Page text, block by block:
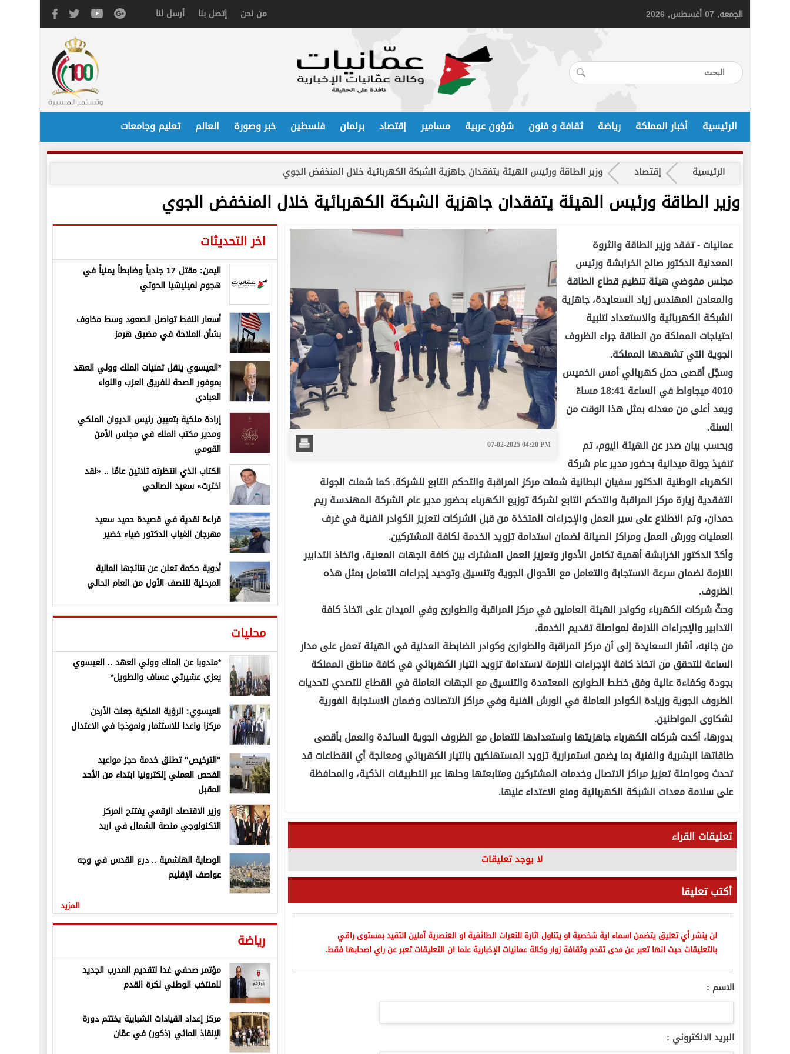
الجمعه, 07 أغسطس, 2026 من نحن إتصل بنا أرسل لنا
الرئيسية أخبار المملكة رياضة ثقافة و فنون شؤون عربية مسامير إقتصاد برلمان فلسطين خبر وصورة العالم تعليم وجامعات
الرئيسية إقتصاد وزير الطاقة ورئيس الهيئة يتفقدان جاهزية الشبكة الكهربائية خلال المنخفض الجوي
وزير الطاقة ورئيس الهيئة يتفقدان جاهزية الشبكة الكهربائية خلال المنخفض الجوي
07-02-2025 04:20 PM
عمانيات -تفقد وزير الطاقة والثروة
المعدنية الدكتور صالح الخرابشة ورئيس
مجلس مفوضي هيئة تنظيم قطاع الطاقة
والمعادن المهندس زياد السعايدة، جاهزية
الشبكة الكهربائية والاستعداد لتلبية
احتياجات المملكة من الطاقة جراء الظروف
الجوية التي تشهدها المملكة.
وسجّل أقصى حمل كهربائي أمس الخميس
4010 ميجاواط في الساعة 18:41 مساءّ
ويعد أعلى من معدله بمثل هذا الوقت من
السنة.
وبحسب بيان صدر عن الهيئة اليوم، تم
تنفيذ جولة ميدانية بحضور مدير عام شركة
الكهرباء الوطنية الدكتور سفيان البطانية شملت مركز المراقبة والتحكم التابع للشركة. كما شملت الجولة
التفقدية زيارة مركز المراقبة والتحكم التابع لشركة توزيع الكهرباء بحضور مدير عام الشركة المهندسة ريم
حمدان، وتم الاطلاع على سير العمل والإجراءات المتخذة من قبل الشركات لتعزيز الكوادر الفنية في غرف
العمليات وورش العمل ومراكز الصيانة لضمان استدامة تزويد الخدمة لكافة المشتركين.
وأكدّ الدكتور الخرابشة أهمية تكامل الأدوار وتعزيز العمل المشترك بين كافة الجهات المعنية، واتخاذ التدابير
اللازمة لضمان سرعة الاستجابة والتعامل مع الأحوال الجوية وتنسيق وتوحيد إجراءات التعامل بمثل هذه
الظروف.
وحثّ شركات الكهرباء وكوادر الهيئة العاملين في مركز المراقبة والطوارئ وفي الميدان على اتخاذ كافة
التدابير والإجراءات اللازمة لمواصلة تقديم الخدمة.
من جانبه، أشار السعايدة إلى أن مركز المراقبة والطوارئ وكوادر الضابطة العدلية في الهيئة تعمل على مدار
الساعة للتحقق من اتخاذ كافة الإجراءات اللازمة لاستدامة تزويد التيار الكهربائي في كافة مناطق المملكة
بجودة وكفاءة عالية وفق خطط الطوارئ المعتمدة والتنسيق مع الجهات العاملة في القطاع للتصدي لتحديات
الظروف الجوية وزيادة الكوادر العاملة في الورش الفنية وفي مراكز الاتصالات وضمان الاستجابة الفورية
لشكاوى المواطنين.
بدورها، أكدت شركات الكهرباء جاهزيتها واستعدادها للتعامل مع الظروف الجوية السائدة والعمل بأقصى
طاقاتها البشرية والفنية بما يضمن استمرارية تزويد المستهلكين بالتيار الكهربائي ومعالجة أي انقطاعات قد
تحدث ومواصلة تعزيز مراكز الاتصال وخدمات المشتركين ومتابعتها وحلها عبر التطبيقات الذكية، والمحافظة
على سلامة معدات الشبكة الكهربائية ومنع الاعتداء عليها.
تعليقات القراء
لا يوجد تعليقات
أكتب تعليقا
لن ينشر أي تعليق يتضمن اسماء اية شخصية او يتناول اثارة للنعرات الطائفية او العنصرية آملين التقيد بمستوى راقي
بالتعليقات حيث انها تعبر عن مدى تقدم وثقافة زوار وكالة عمانيات الإخبارية علما ان التعليقات تعبر عن راي اصحابها فقط.
الاسم :
البريد الالكتروني :
اخر التحديثات
اليمن: مقتل 17 جندياً وضابطاً يمنياً في
هجوم لميليشيا الحوثي
أسعار النفط تواصل الصعود وسط مخاوف
بشأن الملاحة في مضيق هرمز
*العيسوي ينقل تمنيات الملك وولي العهد
بموفور الصحة للفريق العزب واللواء
العبادي
إرادة ملكية بتعيين رئيس الديوان الملكي
ومدير مكتب الملك في مجلس الأمن
القومي
الكتاب الذي انتظرته ثلاثين عامًا .. «لقد
اخترت» سعيد الصالحي
قراءة نقدية في قصيدة حميد سعيد
مهرجان الغياب الدكتور ضياء خضير
أدوية حكمة تعلن عن نتائجها المالية
المرحلية للنصف الأول من العام الحالي
محليات
*مندوبا عن الملك وولي العهد .. العيسوي
يعزي عشيرتي عساف والطويل*
العيسوي: الرؤية الملكية جعلت الأردن
مركزا واعدا للاستثمار ونموذجا في الاعتدال
"الترخيص" تطلق خدمة حجز مواعيد
الفحص العملي إلكترونيا ابتداء من الأحد
المقبل
وزير الاقتصاد الرقمي يفتتح المركز
التكنولوجي منصة الشمال في اربد
الوصاية الهاشمية .. درع القدس في وجه
عواصف الإقليم
المزيد
رياضة
مؤتمر صحفي غدا لتقديم المدرب الجديد
للمنتخب الوطني لكرة القدم
مركز إعداد القيادات الشبابية يختتم دورة
الإنقاذ المائي (ذكور) في عمّان